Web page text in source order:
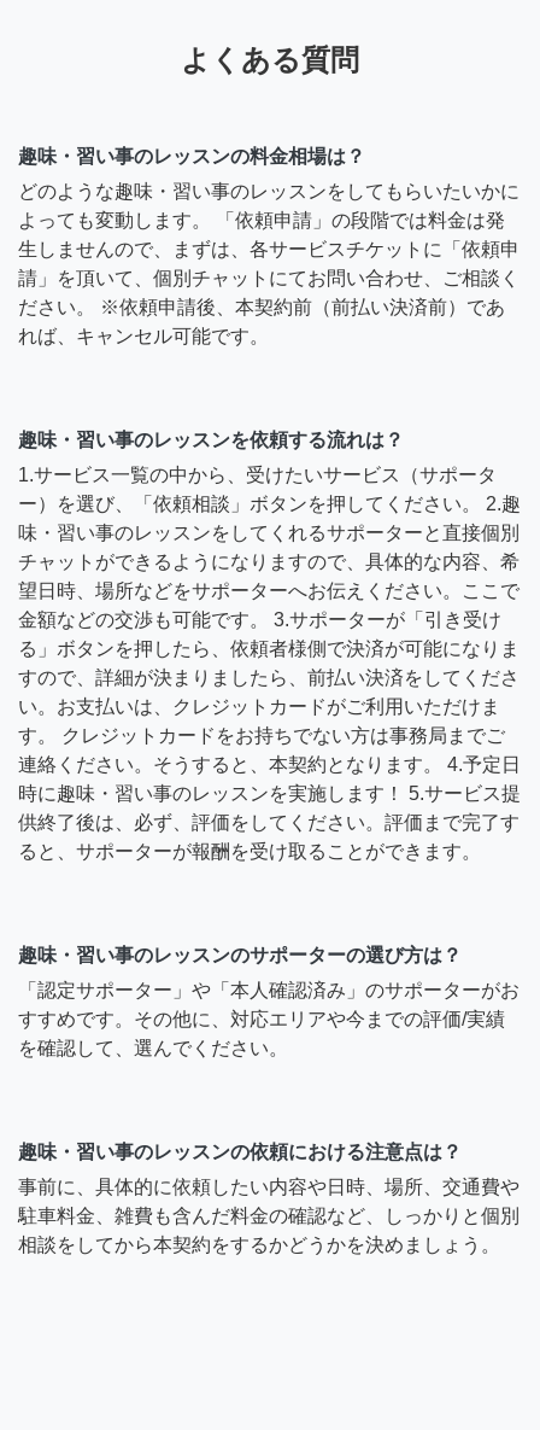
よくある質問
趣味・習い事のレッスンの料金相場は？
どのような趣味・習い事のレッスンをしてもらいたいかに
よっても変動します。 「依頼申請」の段階では料金は発
生しませんので、まずは、各サービスチケットに「依頼申
請」を頂いて、個別チャットにてお問い合わせ、ご相談く
ださい。 ※依頼申請後、本契約前（前払い決済前）であ
れば、キャンセル可能です。
趣味・習い事のレッスンを依頼する流れは？
1.サービス一覧の中から、受けたいサービス（サポータ
ー）を選び、「依頼相談」ボタンを押してください。 2.趣
味・習い事のレッスンをしてくれるサポーターと直接個別
チャットができるようになりますので、具体的な内容、希
望日時、場所などをサポーターへお伝えください。ここで
金額などの交渉も可能です。 3.サポーターが「引き受け
る」ボタンを押したら、依頼者様側で決済が可能になりま
すので、詳細が決まりましたら、前払い決済をしてくださ
い。お支払いは、クレジットカードがご利用いただけま
す。 クレジットカードをお持ちでない方は事務局までご
連絡ください。そうすると、本契約となります。 4.予定日
時に趣味・習い事のレッスンを実施します！ 5.サービス提
供終了後は、必ず、評価をしてください。評価まで完了す
ると、サポーターが報酬を受け取ることができます。
趣味・習い事のレッスンのサポーターの選び方は？
「認定サポーター」や「本人確認済み」のサポーターがお
すすめです。その他に、対応エリアや今までの評価/実績
を確認して、選んでください。
趣味・習い事のレッスンの依頼における注意点は？
事前に、具体的に依頼したい内容や日時、場所、交通費や
駐車料金、雑費も含んだ料金の確認など、しっかりと個別
相談をしてから本契約をするかどうかを決めましょう。